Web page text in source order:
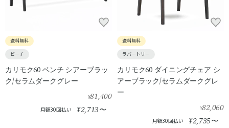
送料無料
ビーチ
カリモク60 ベンチ シアーブラッ
ク/セラムダークグレー
¥81,400
月額30回払い ¥2,713〜
送料無料
ラバートリー
カリモク60 ダイニングチェア シ
アーブラック/セラムダークグレ
ー
¥82,060
月額30回払い ¥2,735〜